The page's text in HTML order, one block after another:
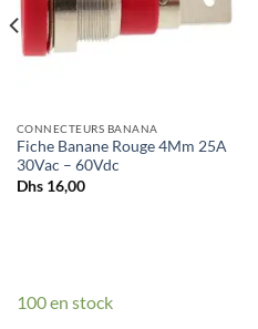
CONNECTEURS BANANA
Fiche Banane Rouge 4Mm 25A
30Vac – 60Vdc
Dhs16,00
100 en stock